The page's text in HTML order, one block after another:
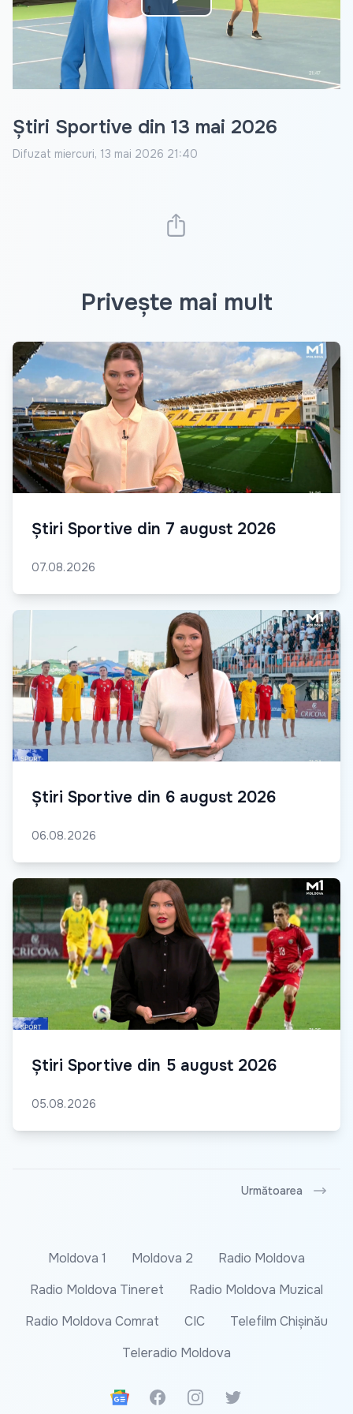
Play
Video
Știri Sportive din 13 mai 2026
Difuzat miercuri, 13 mai 2026 21:40
Privește mai mult
Știri Sportive din 7 august 2026
07.08.2026
Știri Sportive din 6 august 2026
06.08.2026
Știri Sportive din 5 august 2026
05.08.2026
Următoarea
Moldova 1 Moldova 2
Radio Moldova
Radio Moldova Tineret
Radio Moldova Muzical
Radio Moldova Comrat
CIC
Telefilm Chișinău
Teleradio Moldova
Google News
FacebookInstagramTwitter